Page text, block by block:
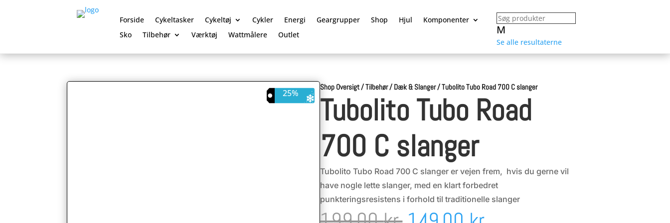
Forside Cykeltasker Cykeltøj Cykler Energi Geargrupper Shop Hjul
Komponenter
Sko
Tilbehør Værktøj Wattmålere Outlet M
Se alle resultaterne
25%
Shop Oversigt /Tilbehør/ Dæk & Slanger/Tubolito Tubo Road 700 C slanger
Tubolito Tubo Road
700 C slanger
Tubolito Tubo Road 700 C slanger er vejen frem, hvis du gerne vil
have nogle lette slanger, med en klart forbedret
punkteringsresistens i forhold til traditionelle slanger